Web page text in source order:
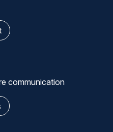
communication